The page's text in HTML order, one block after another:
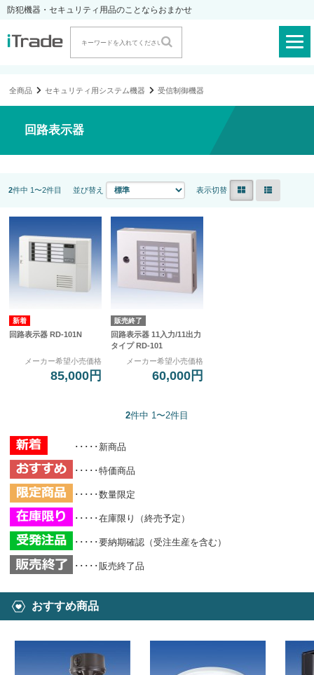
防犯機器・セキュリティ用品のことならおまかせ
全商品 セキュリティ用システム機器 受信制御機器
回路表示器
2件中 1〜2件目 並び替え 表示切替
回路表示器 RD-101N
メーカー希望小売価格
85,000円
販売終了
回路表示器 11入力/11出力
タイプ RD-101
メーカー希望小売価格
60,000円
2件中 1〜2件目
･････新商品
･････特価商品
･････数量限定
･････在庫限り（終売予定）
･････要納期確認（受注生産を含む）
･････販売終了品
おすすめ商品